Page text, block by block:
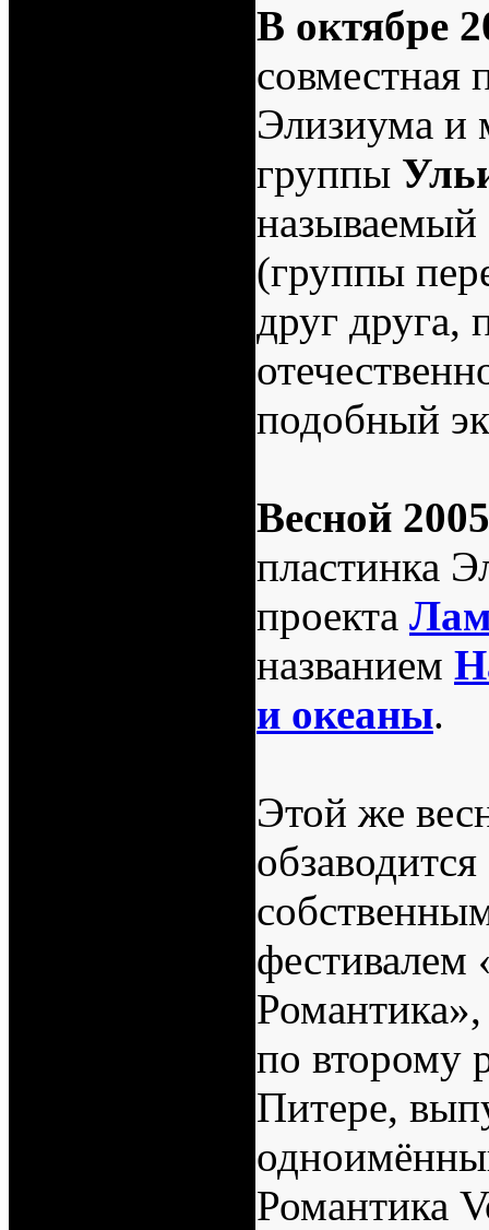
В октябре
совместная
Элизиума и
группы
(группы
друг друга,
подобный
Весной 2005
пластинка
проекта
названием
и океаны.
Этой же
фестивалем
по второму
Питере,
Романтика